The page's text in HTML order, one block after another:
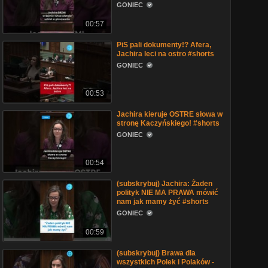
00:57
GONIEC
00:53
PiS pali dokumenty!? Afera,
Jachira leci na ostro #shorts
GONIEC
00:54
Jachira kieruje OSTRE słowa w
stronę Kaczyńskiego! #shorts
GONIEC
00:59
(subskrybuj) Jachira: Żaden
polityk NIE MA PRAWA mówić
nam jak mamy żyć #shorts
GONIEC
(subskrybuj) Brawa dla
wszystkich Polek i Polaków -